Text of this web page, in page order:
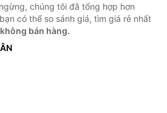
chúng tôi đã tổng hợp hơn
có thể so sánh giá, tìm giá rẻ nhất
bán hàng.